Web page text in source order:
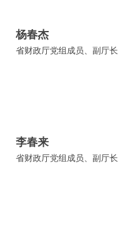
杨春杰
省财政厅党组成员、副厅长
​李春来
省财政厅党组成员、副厅长